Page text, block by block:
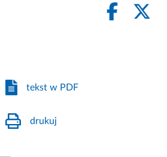
tekst w PDF
drukuj